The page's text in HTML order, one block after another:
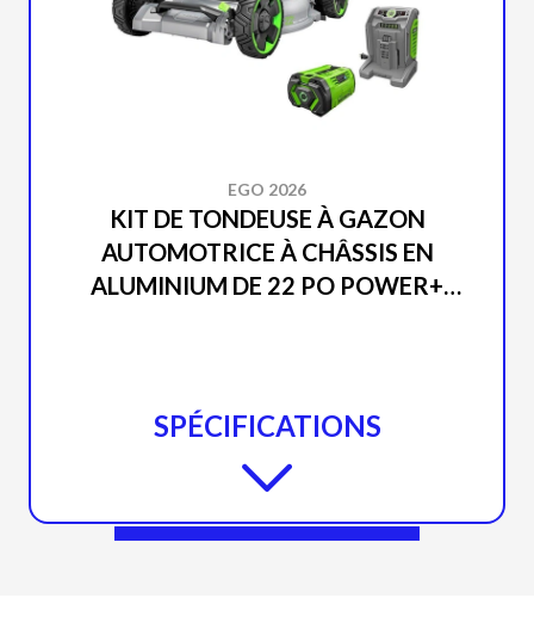
EGO 2026
KIT DE TONDEUSE À GAZON
AUTOMOTRICE À CHÂSSIS EN
ALUMINIUM DE 22 PO POWER+
SPÉCIFICATIONS